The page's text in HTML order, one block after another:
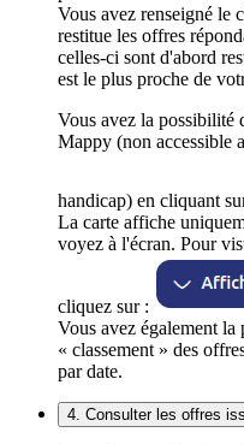
Vous avez renseigné le
restitue les offres
celles-ci sont d'abord
est le plus proche de
Vous avez la possibilité
Mappy (non accessible
handicap) en cliquant
La carte affiche
voyez à l'écran. Pour
cliquez sur :
Vous avez également
« classement » des
par date.
4. Consulter les offres